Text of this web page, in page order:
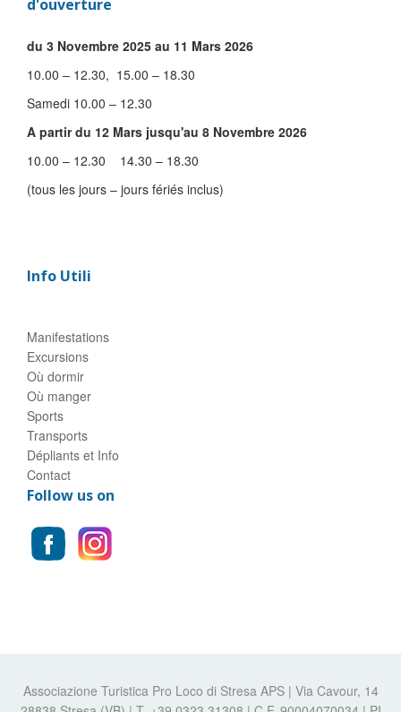
d'ouverture
du 3 Novembre 2025 au 11 Mars 2026
10.00 – 12.30, 15.00 – 18.30
Samedi 10.00 – 12.30
A partir du 12 Mars jusqu'au 8 Novembre 2026
10.00 – 12.30 14.30 – 18.30
(tous les jours – jours fériés inclus)
Info Utili
Manifestations
Excursions
Où dormir
Où manger
Sports
Transports
Dépliants et Info
Contact
Follow us on
Associazione Turistica Pro Loco di Stresa APS | Via Cavour, 14